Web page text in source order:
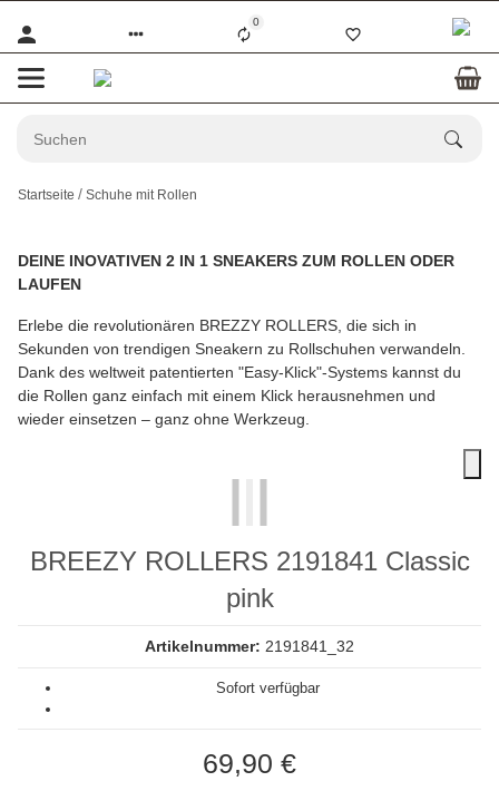
0
Startseite Schuhe mit Rollen
DEINE INOVATIVEN 2 IN 1 SNEAKERS ZUM ROLLEN ODER
LAUFEN
Erlebe die revolutionären BREZZY ROLLERS, die sich in
Sekunden von trendigen Sneakern zu Rollschuhen verwandeln.
Dank des weltweit patentierten "Easy-Klick"-Systems kannst du
die Rollen ganz einfach mit einem Klick herausnehmen und
wieder einsetzen – ganz ohne Werkzeug.
BREEZY ROLLERS 2191841 Classic
pink
Artikelnummer: 2191841_32
Sofort verfügbar
69,90 €